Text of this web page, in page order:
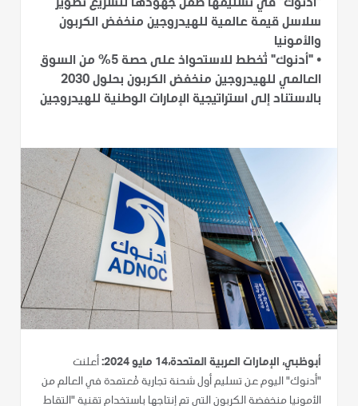
"أدنوك" في تسليمها ضمن جهودها لتسريع تطوير
سلاسل قيمة عالمية للهيدروجين منخفض الكربون
والأمونيا
•
"أدنوك" تُخطط للاستحواذ على حصة 5% من السوق
العالمي للهيدروجين منخفض الكربون بحلول 2030
بالاستناد إلى استراتيجية الإمارات الوطنية للهيدروجين
أبوظبي، الإمارات العربية المتحدة،14 مايو 2024:
أعلنت
"أدنوك" اليوم عن تسليم أول شحنة تجارية مُعتمدة في العالم من
الأمونيا منخفضة الكربون التي تم إنتاجها باستخدام تقنية "التقاط